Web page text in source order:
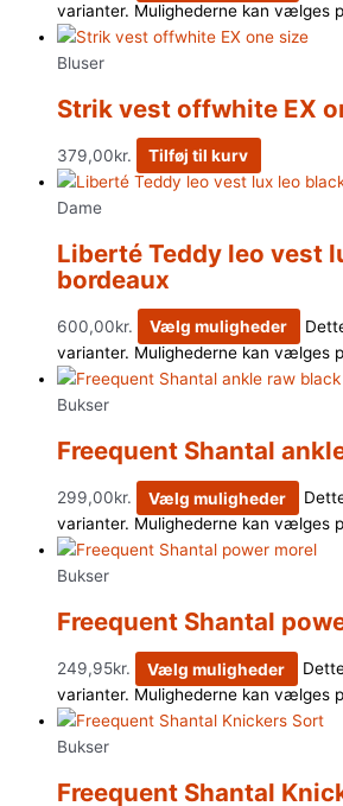
varianter. Mulighederne kan vælges
Bluser
Strik vest offwhite EX
379,00kr. Tilføj til kurv
Dame
Liberté Teddy leo vest
bordeaux
600,00kr. Vælg muligheder
varianter. Mulighederne kan vælges
Bukser
Freequent Shantal
299,00kr. Vælg muligheder
varianter. Mulighederne kan vælges
Bukser
Freequent Shantal
249,95kr. Vælg muligheder
varianter. Mulighederne kan vælges
Bukser
Freequent Shantal